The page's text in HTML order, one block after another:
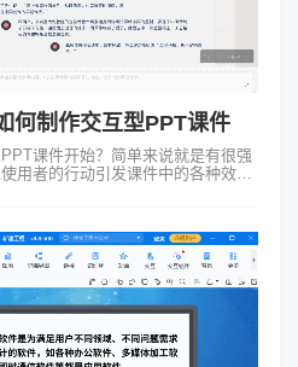
何制作交互型PPT课件
课件开始？简单来说就是有很强
用者的行动引发课件中的各种效果